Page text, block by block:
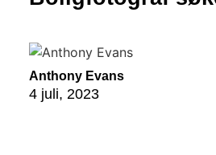
Anthony Evans
4 juli, 2023